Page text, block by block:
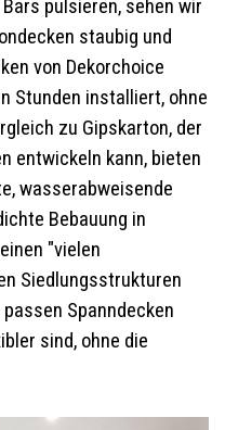
pulsieren, sehen wir
staubig und
von Dekorchoice
Stunden installiert, ohne
zu Gipskarton, der
entwickeln kann, bieten
wasserabweisende
Bebauung in
"vielen
Siedlungsstrukturen
Spanndecken
sind, ohne die